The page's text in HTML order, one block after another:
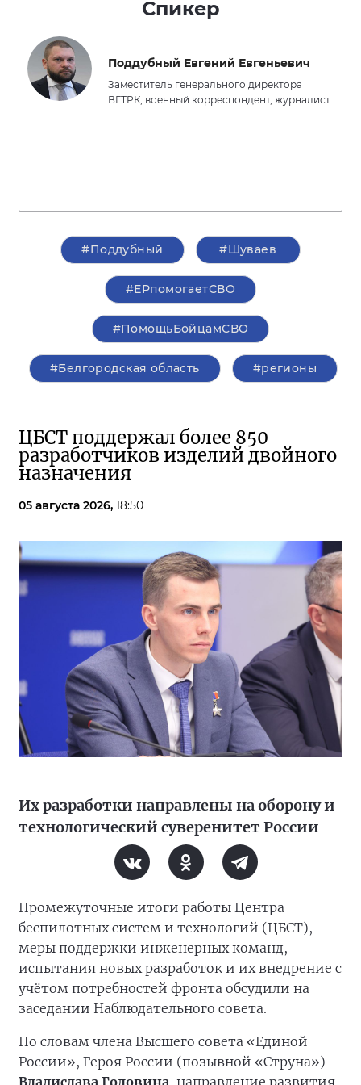
Спикер
Поддубный Евгений Евгеньевич
Заместитель генерального директора
ВГТРК, военный корреспондент, журналист
#Поддубный #Шуваев
#ЕРпомогаетСВО
#ПомощьБойцамСВО
#Белгородская область #регионы
ЦБСТ поддержал более 850
разработчиков изделий двойного
назначения
05 августа 2026, 18:50
Их разработки направлены на оборону и
технологический суверенитет России
Промежуточные итоги работы Центра
беспилотных систем и технологий (ЦБСТ),
меры поддержки инженерных команд,
испытания новых разработок и их внедрение с
учётом потребностей фронта обсудили на
заседании Наблюдательного совета.
По словам члена Высшего совета «Единой
России», Героя России (позывной «Струна»)
Владислава Головина , направление развития